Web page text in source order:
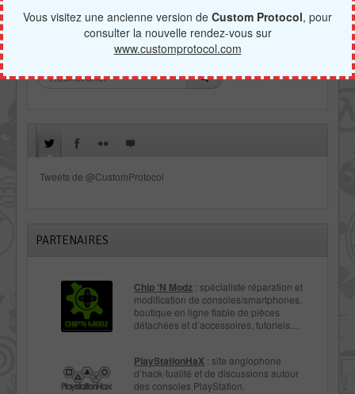
RECHERCHE
Tweets de @CustomProtocol
PARTENAIRES
Chip ‘N Modz : spécialiste réparation et
modification de consoles/smartphones,
boutique en ligne fiable de pièces
détachées et d’accessoires, tutoriels…
PlayStationHaX : site anglophone
d’hack-tualité et de discussions autour
des consoles PlayStation.
Vous visitez une ancienne version de Custom Protocol, pour
consulter la nouvelle rendez-vous sur
www.customprotocol.com